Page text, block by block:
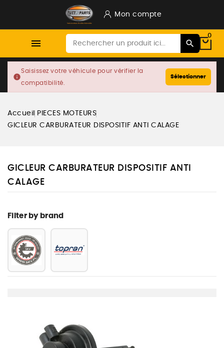
Mon compte

0
info
Saisissez votre véhicule pour vérifier la
compatibilité.
Sélectionner
Accueil
PIECES MOTEURS
GICLEUR CARBURATEUR DISPOSITIF ANTI CALAGE
GICLEUR CARBURATEUR DISPOSITIF ANTI
CALAGE
Filter by brand